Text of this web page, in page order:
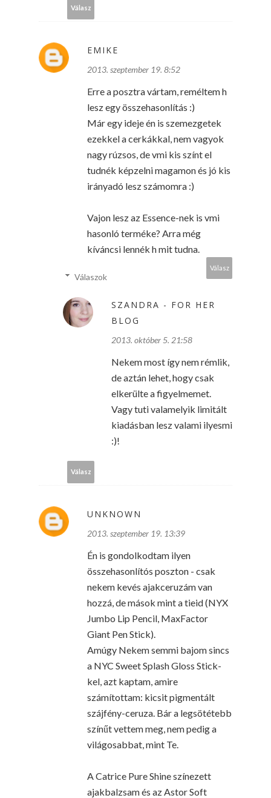
Válasz
EMIKE
2013. szeptember 19. 8:52
Erre a posztra vártam, reméltem h
lesz egy összehasonlítás :)
Már egy ideje én is szemezgetek
ezekkel a cerkákkal, nem vagyok
nagy rúzsos, de vmi kis színt el
tudnék képzelni magamon és jó kis
irányadó lesz számomra :)
Vajon lesz az Essence-nek is vmi
hasonló terméke? Arra még
kíváncsi lennék h mit tudna.
Válasz
Válaszok
SZANDRA - FOR HER
BLOG
2013. október 5. 21:58
Nekem most így nem rémlik,
de aztán lehet, hogy csak
elkerülte a figyelmemet.
Vagy tuti valamelyik limitált
kiadásban lesz valami ilyesmi
:)!
Válasz
UNKNOWN
2013. szeptember 19. 13:39
Én is gondolkodtam ilyen
összehasonlítós poszton - csak
nekem kevés ajakceruzám van
hozzá, de mások mint a tieid (NYX
Jumbo Lip Pencil, MaxFactor
Giant Pen Stick).
Amúgy Nekem semmi bajom sincs
a NYC Sweet Splash Gloss Stick-
kel, azt kaptam, amire
számítottam: kicsit pigmentált
szájfény-ceruza. Bár a legsötétebb
színűt vettem meg, nem pedig a
világosabbat, mint Te.
A Catrice Pure Shine színezett
ajakbalzsam és az Astor Soft